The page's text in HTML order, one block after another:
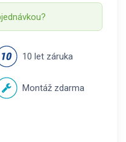
10 let záruka
Montáž zdarma